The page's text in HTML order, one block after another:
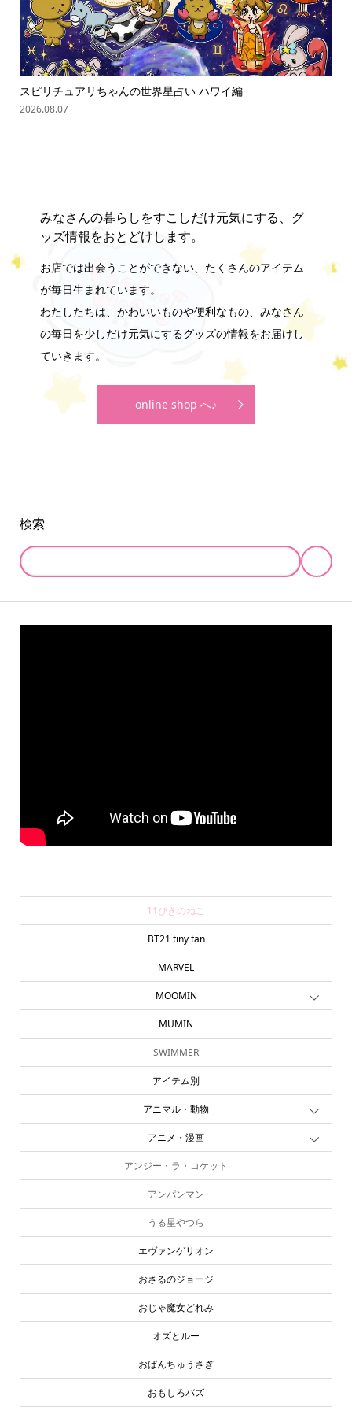
スピリチュアリちゃんの世界星占い ハワイ編
2026.08.06
みなさんの暮らしをすこしだけ元気にする、グ
ッズ情報をおとどけします。
お店では出会うことができない、たくさんのアイテム
が毎日生まれています。
わたしたちは、かわいいものや便利なもの、みなさん
の毎日を少しだけ元気にするグッズの情報をお届けし
ていきます。
online shop へ♪
検索
11ぴきのねこ
BT21 tiny tan
MARVEL
MOOMIN
MUMIN
SWIMMER
アイテム別
アニマル・動物
アニメ・漫画
アンジー・ラ・コケット
アンパンマン
うる星やつら
エヴァンゲリオン
おさるのジョージ
おじゃ魔女どれみ
オズとルー
おぱんちゅうさぎ
おもしろバズ